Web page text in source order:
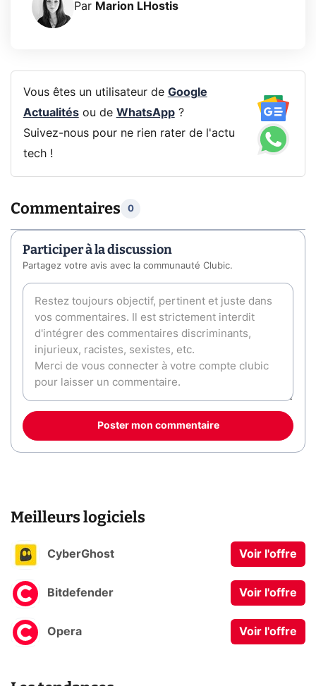
Par Marion LHostis
Vous êtes un utilisateur de Google
Actualitésou de WhatsApp?
Suivez-nous pour ne rien rater de l'actu
tech !
Commentaires 0
Participer à la discussion
Partagez votre avis avec la communauté Clubic.
Poster mon commentaire
Meilleurs logiciels
CyberGhost Voir l'offre
Bitdefender Voir l'offre
Opera Voir l'offre